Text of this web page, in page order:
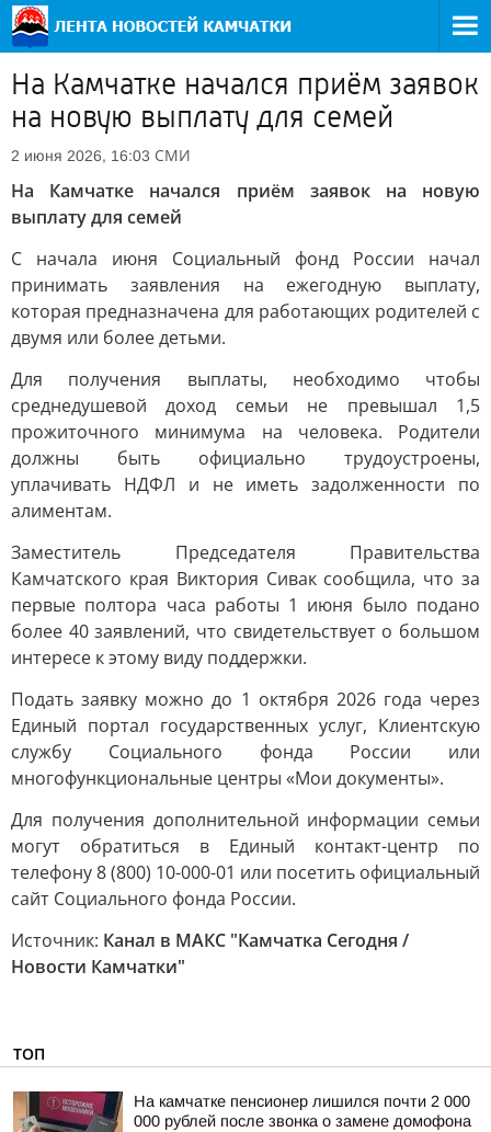
На Камчатке начался приём заявок
на новую выплату для семей
2 июня 2026, 16:03 СМИ
На Камчатке начался приём заявок на новую
выплату для семей
С начала июня Социальный фонд России начал
принимать заявления на ежегодную выплату,
которая предназначена для работающих родителей с
двумя или более детьми.
Для получения выплаты, необходимо чтобы
среднедушевой доход семьи не превышал 1,5
прожиточного минимума на человека. Родители
должны быть официально трудоустроены,
уплачивать НДФЛ и не иметь задолженности по
алиментам.
Заместитель Председателя Правительства
Камчатского края Виктория Сивак сообщила, что за
первые полтора часа работы 1 июня было подано
более 40 заявлений, что свидетельствует о большом
интересе к этому виду поддержки.
Подать заявку можно до 1 октября 2026 года через
Единый портал государственных услуг, Клиентскую
службу Социального фонда России или
многофункциональные центры «Мои документы».
Для получения дополнительной информации семьи
могут обратиться в Единый контакт-центр по
телефону 8 (800) 10-000-01 или посетить официальный
сайт Социального фонда России.
Источник: Канал в МАКС "Камчатка Сегодня /
Новости Камчатки"
ТОП
На камчатке пенсионер лишился почти 2 000
000 рублей после звонка о замене домофона